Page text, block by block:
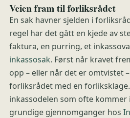
Veien fram til forliksrådet
En sak havner sjelden i
regel har det gått en kjede av
faktura, en purring, et
inkassosak. Først når kravet
opp – eller når det er omtvistet
forliksrådet med en
inkassodelen som ofte
grundige gjennomganger hos